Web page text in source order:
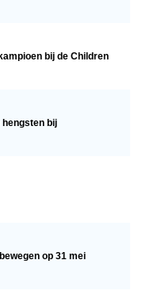
bij de Children
hengsten bij
op 31 mei